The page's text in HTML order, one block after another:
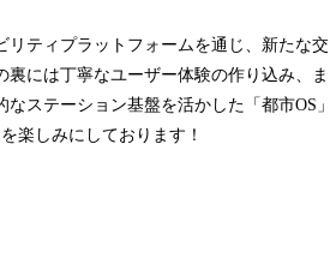
ティプラットフォームを通じ、新たな交
には丁寧なユーザー体験の作り込み、ま
ステーション基盤を活かした「都市OS」
楽しみにしております！